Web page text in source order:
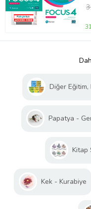
Diğer Eğitim,
Papatya -
Kitap
Kek - Kurabiye